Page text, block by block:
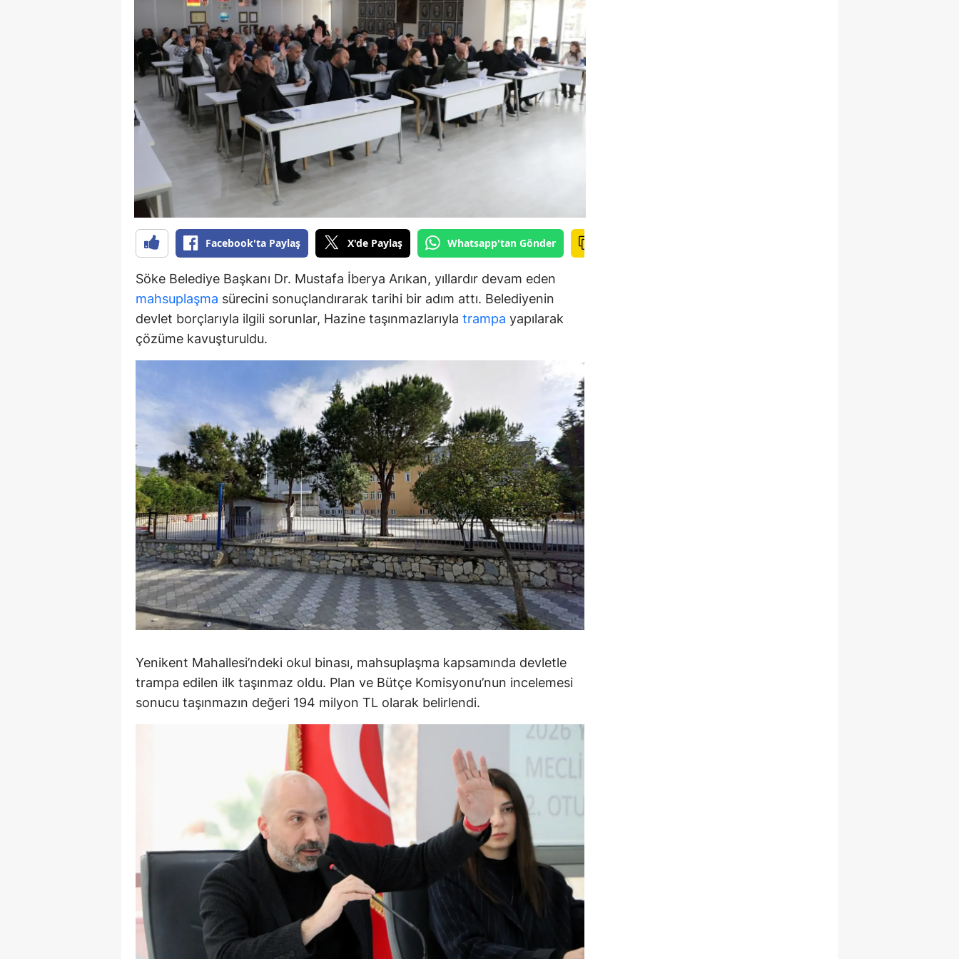
Samsun
Siirt
Sinop
Tokat
Tunceli
Şanlıurfa
Uşak
Van
Zonguldak
Aksaray
Bayburt
Karaman
Kırıkkale
Batman
Şırnak
Bartın
Ardahan
Yalova
Karabük
Kilis
Osmaniye
Düzce
Facebook'ta Paylaş X'de Paylaş Whatsapp'tan Gönder
Söke Belediye Başkanı Dr. Mustafa İberya Arıkan, yıllardır devam eden
mahsuplaşma sürecini sonuçlandırarak tarihi bir adım attı. Belediyenin
devlet borçlarıyla ilgili sorunlar, Hazine taşınmazlarıyla trampa yapılarak
çözüme kavuşturuldu.
Yenikent Mahallesi’ndeki okul binası, mahsuplaşma kapsamında devletle
trampa edilen ilk taşınmaz oldu. Plan ve Bütçe Komisyonu’nun incelemesi
sonucu taşınmazın değeri 194 milyon TL olarak belirlendi.